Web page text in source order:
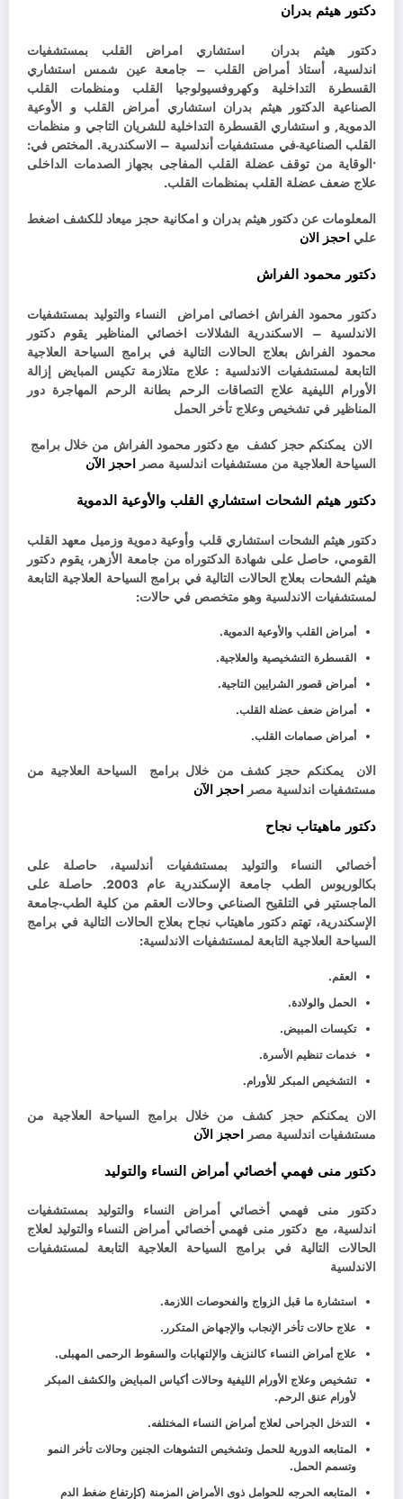
دكتور هيثم بدران
دكتور هيثم بدران استشاري امراض القلب بمستشفيات
اندلسية، أستاذ أمراض القلب – جامعة عين شمس استشاري
القسطرة التداخلية وكهروفسيولوجيا القلب ومنظمات القلب
الصناعية الدكتور هيثم بدران استشاري أمراض القلب و الأوعية
الدموية, و استشاري القسطرة التداخلية للشريان التاجي و منظمات
القلب الصناعية-في مستشفيات أندلسية – الاسكندرية. المختص في:
•الوقاية من توقف عضلة القلب المفاجى بجهاز الصدمات الداخلى
علاج ضعف عضلة القلب بمنظمات القلب.
المعلومات عن دكتور هيثم بدران و امكانية حجز ميعاد للكشف اضغط
علي احجز الان
دكتور محمود الفراش
دكتور محمود الفراش اخصائى امراض النساء والتوليد بمستشفيات
الاندلسية – الاسكندرية الشلالات اخصائي المناظير يقوم دكتور
محمود الفراش بعلاج الحالات التالية في برامج السياحة العلاجية
التابعة لمستشفيات الاندلسية : علاج متلازمة تكيس المبايض إزالة
الأورام الليفية علاج التصاقات الرحم بطانة الرحم المهاجرة دور
المناظير في تشخيص وعلاج تأخر الحمل
الان يمكنكم حجز كشف مع دكتور محمود الفراش من خلال برامج
السياحة العلاجية من مستشفيات اندلسية مصر احجز الآن
دكتور هيثم الشحات استشاري القلب والأوعية الدموية
دكتور هيثم الشحات استشاري قلب وأوعية دموية وزميل معهد القلب
القومي، حاصل على شهادة الدكتوراه من جامعة الأزهر،يقوم دكتور
هيثم الشحات بعلاج الحالات التالية في برامج السياحة العلاجية التابعة
لمستشفيات الاندلسية وهو متخصص في حالات:
أمراض القلب والأوعية الدموية.
القسطرة التشخيصية والعلاجية.
أمراض قصور الشرايين التاجية.
أمراض ضعف عضلة القلب.
أمراض صمامات القلب.
الان يمكنكم حجز كشف من خلال برامج السياحة العلاجية من
مستشفيات اندلسية مصر احجز الآن
دكتور ماهيتاب نجاح
أخصائي النساء والتوليد بمستشفيات أندلسية،حاصلة على
بكالوريوس الطب جامعة الإسكندرية عام 2003. حاصلة على
الماجستير في التلقيح الصناعي وحالات العقم من كلية الطب-جامعة
الإسكندرية، تهتم دكتور ماهيتاب نجاح بعلاج الحالات التالية في برامج
السياحة العلاجية التابعة لمستشفيات الاندلسية:
العقم.
الحمل والولادة.
تكيسات المبيض.
خدمات تنظيم الأسرة.
التشخيص المبكر للأورام.
الان يمكنكم حجز كشف من خلال برامج السياحة العلاجية من
مستشفيات اندلسية مصر احجز الآن
دكتور منى فهمي أخصائي أمراض النساء والتوليد
دكتور منى فهمي أخصائي أمراض النساء والتوليد بمستشفيات
اندلسية، مع دكتور منى فهمي أخصائي أمراض النساء والتوليد لعلاج
الحالات التالية في برامج السياحة العلاجية التابعة لمستشفيات
الاندلسية
استشارة ما قبل الزواج والفحوصات اللازمة.
علاج حالات تأخر الإنجاب والإجهاض المتكرر.
علاج أمراض النساء كالنزيف والإلتهابات والسقوط الرحمى المهبلى.
تشخيص وعلاج الأورام الليفية وحالات أكياس المبايض والكشف المبكر
لأورام عنق الرحم.
التدخل الجراحى لعلاج أمراض النساء المختلفه.
المتابعه الدورية للحمل وتشخيص التشوهات الجنين وحالات تأخر النمو
وتسمم الحمل.
المتابعه الحرجه للحوامل ذوى الأمراض المزمنة (كإرتفاع ضغط الدم